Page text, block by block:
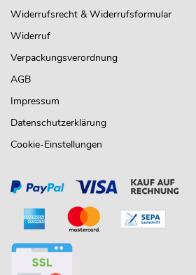
Widerrufsrecht & Widerrufsformular
Widerruf
Verpackungsverordnung
AGB
Impressum
Datenschutzerklärung
Cookie-Einstellungen